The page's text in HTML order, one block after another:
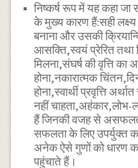
निष्कर्ष रूप में यह कहा
के मुख्य कारण हैं:सही
बनाना और उसकी
आसक्ति,स्वयं प्रेरित तथा
मिलना,संघर्ष की वृत्ति का
होना,नकारात्मक
होना,स्वार्थी प्रवृत्ति
नहीं
हैं जिनकी वजह से
सफलता के लिए उपर्युक्त
अनेक ऐसे गुणों को धारण
पहुंचाते हैं।